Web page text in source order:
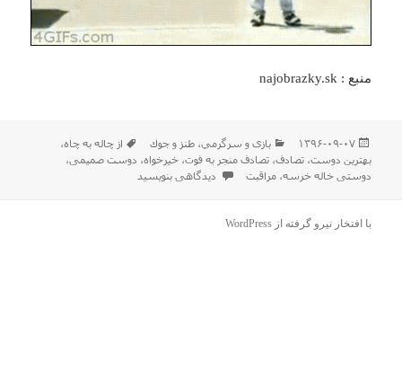
منبع : najobrazky.sk
ارسال
شده
در
۱۳۹۶-۰۹-۰۷ دسته‌ها
بازی و سرگرمي،طنز و جوك برچسب‌ها
از چاله به چاه،
بهترین دوست،تصادف،تصادف منجر به فوت،خیرخواه، دوست صمیمی،
دوستی خاله خرسه،مراقبت برای بعضی ها هم هستند که اینطوری از آدم
دیدگاهی بنویسید
با افتخار نیرو گرفته از WordPress